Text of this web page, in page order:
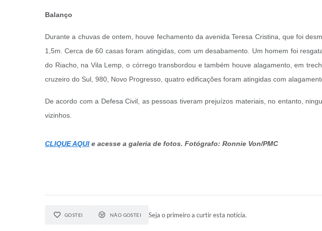
Balanço
Durante a chuvas de ontem, houve fechamento da avenida Teresa Cristina, que foi
1,5m. Cerca de 60 casas foram atingidas, com um desabamento. Um homem foi
do Riacho, na Vila Lemp, o córrego transbordou e também houve alagamento, em
cruzeiro do Sul, 980, Novo Progresso, quatro edificações foram atingidas com
De acordo com a Defesa Civil, as pessoas tiveram prejuízos materiais, no entanto,
vizinhos.
CLIQUE AQUI e acesse a galeria de fotos. Fotógrafo: Ronnie Von/PMC
GOSTEI NÃO GOSTEI Seja o primeiro a curtir esta notícia.